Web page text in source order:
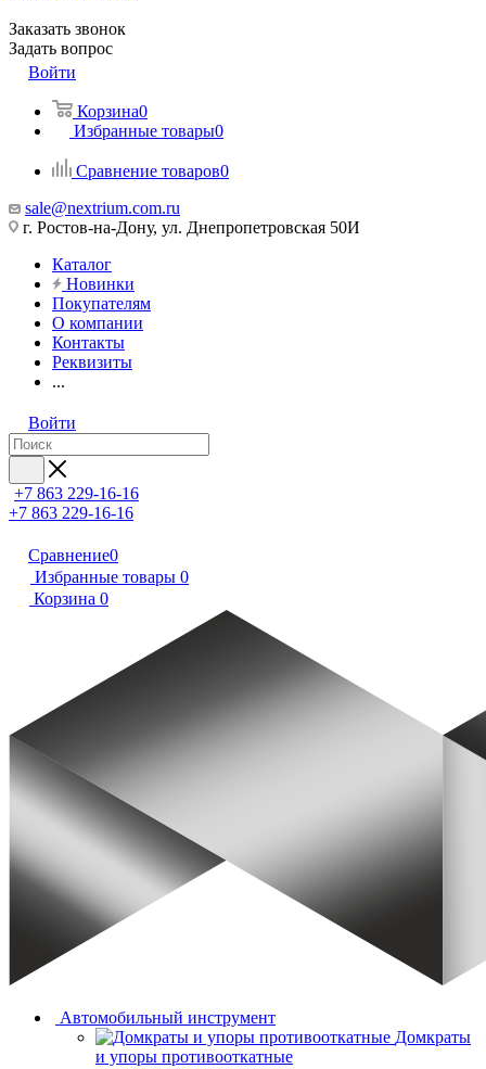
Заказать звонок
Задать вопрос
Войти
Корзина0
Избранные товары0
Сравнение товаров0
sale@nextrium.com.ru
г. Ростов-на-Дону, ул. Днепропетровская 50И
Каталог
Новинки
Покупателям
О компании
Контакты
Реквизиты
...
Войти
+7 863 229-16-16
+7 863 229-16-16
Сравнение0
Избранные товары 0
Корзина 0
Автомобильный инструмент
Домкраты
и упоры противооткатные